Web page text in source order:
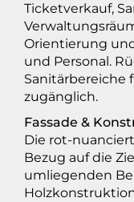
Ticketverkauf,
Orientierung
und Personal.
Sanitärbereiche
zugänglich.
Fassade &
Die rot-
Bezug auf die
umliegenden